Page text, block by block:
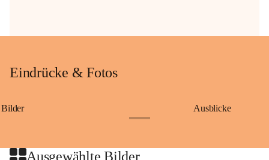
Eindrücke & Fotos
Bilder Ausblicke
Ausgewählte Bilder